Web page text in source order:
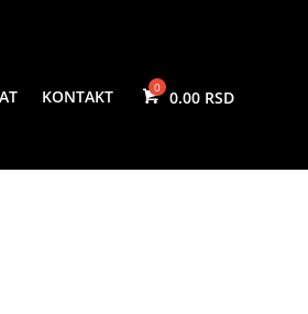
KONTAKT 0.00